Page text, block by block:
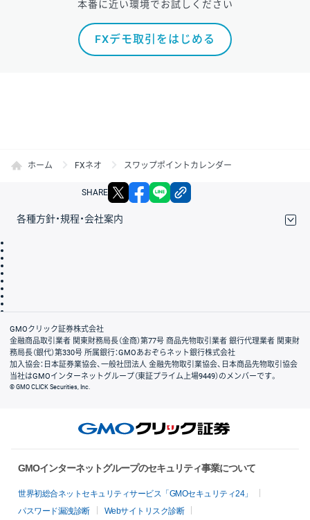
本番に近い環境でお試しください
FXデモ取引をはじめる
ホーム FXネオ スワップポイントカレンダー
SHARE X facebook
各種方針・規程・会社案内
会社案内
GMOクリック証券株式会社
金融商品取引業者 関東財務局長（金商）第77号 商品先物取引業者 銀行代理業者 関東財
務局長（銀代）第330号 所属銀行：GMOあおぞらネット銀行株式会社
加入協会：日本証券業協会、一般社団法人 金融先物取引業協会、日本商品先物取引協会
当社はGMOインターネットグループ（東証プライム上場9449）のメンバーです。
© GMO CLICK Securities, Inc.
GMOインターネットグループのセキュリティ事業について
世界初総合ネットセキュリティサービス「GMOセキュリティ24」
パスワード漏洩診断
Webサイトリスク診断